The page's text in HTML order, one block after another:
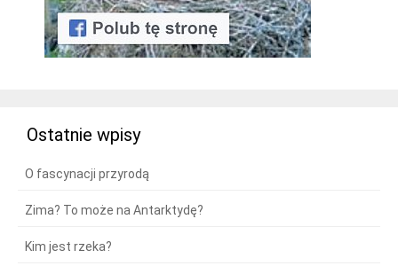
Ostatnie wpisy
O fascynacji przyrodą
Zima? To może na Antarktydę?
Kim jest rzeka?